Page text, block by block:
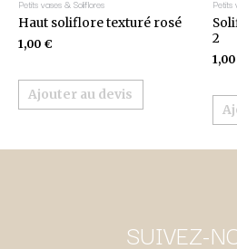
Petits vases & Soliflores
Haut soliflore texturé rosé
1,00 €
Ajouter au devis
Petits
2
1,00
SUIVEZ-